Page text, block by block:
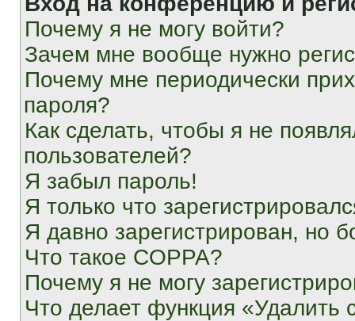
Почему я не могу войти?
Зачем мне вообще нужно
Почему мне периодически
пароля?
Как сделать, чтобы я не
пользователей?
Я забыл пароль!
Я только что
Я давно зарегистрирован, но
Что такое COPPA?
Почему я не могу
Что делает функция «Удалить